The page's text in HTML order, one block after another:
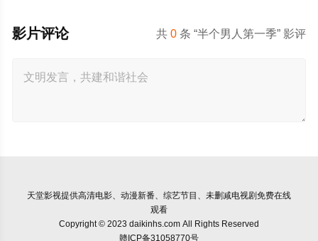
共0 条 “半个男人第一季” 影评
影片评论
天堂影视提供高清电影、动漫新番、综艺节目、未删减电视剧免费在线
观看
Copyright © 2023 daikinhs.com All Rights Reserved
赣ICP备31058770号